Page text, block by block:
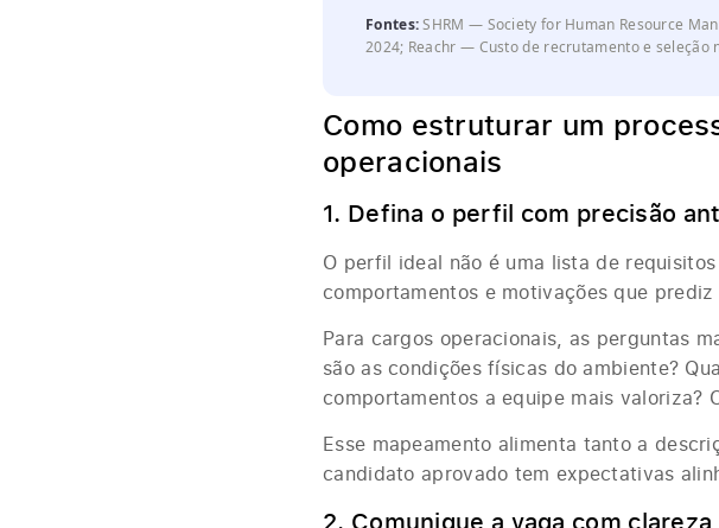
Fontes:SHRM — Society for Human Resource
2024; Reachr — Custo de recrutamento e seleção
Como estruturar um
operacionais
1. Defina o perfil com precisão
O perfil ideal não é uma lista de
comportamentos e motivações que
Para cargos operacionais, as perguntas
são as condições físicas do ambiente?
comportamentos a equipe mais valoriza?
Esse mapeamento alimenta tanto a
candidato aprovado tem expectativas
2. Comunique a vaga com